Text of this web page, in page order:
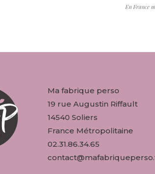
En France
Ma fabrique perso
19 rue Augustin Riffault
14540 Soliers
France Métropolitaine
02.31.86.34.65